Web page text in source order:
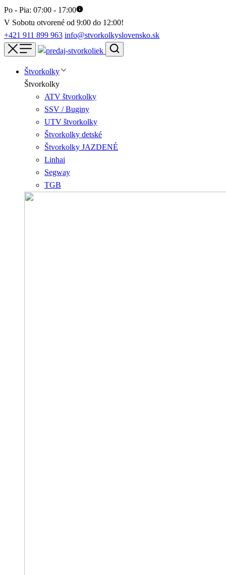
Po - Pia: 07:00 - 17:00
V Sobotu otvorené od 9:00 do 12:00!
+421 911 899 963 info@stvorkolkyslovensko.sk
Štvorkolky
Štvorkolky
ATV štvorkolky
SSV / Buginy
UTV štvorkolky
Štvorkolky detské
Štvorkolky JAZDENÉ
Linhai
Segway
TGB